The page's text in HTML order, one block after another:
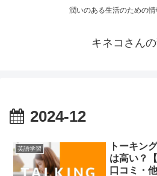
潤いのある生活のための
キネコさん
2024-12
英語学習
トーキン
は高い？
口コミ・